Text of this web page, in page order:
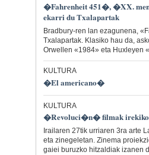
�Fahrenheit 451�, �XX.
ekarri du Txalapartak
Bradbury-ren lan ezagunena,
Txalapartak. Klasiko hau da,
Orwellen «1984» eta Huxleyen
KULTURA
�El americano�
KULTURA
�Revoluci�n� filmak irekiko
Irailaren 27tik urriaren 3ra arte
eta zinegeletan. Zinema
gaiei buruzko hitzaldiak izanen